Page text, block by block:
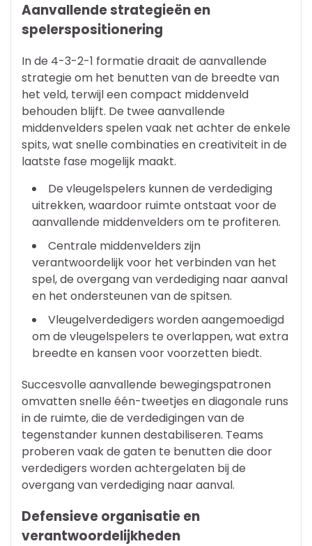
Aanvallende strategieën en
spelerspositionering
In de 4-3-2-1 formatie draait de aanvallende
strategie om het benutten van de breedte van
het veld, terwijl een compact middenveld
behouden blijft. De twee aanvallende
middenvelders spelen vaak net achter de enkele
spits, wat snelle combinaties en creativiteit in de
laatste fase mogelijk maakt.
De vleugelspelers kunnen de verdediging
uitrekken, waardoor ruimte ontstaat voor de
aanvallende middenvelders om te profiteren.
Centrale middenvelders zijn
verantwoordelijk voor het verbinden van het
spel, de overgang van verdediging naar aanval
en het ondersteunen van de spitsen.
Vleugelverdedigers worden aangemoedigd
om de vleugelspelers te overlappen, wat extra
breedte en kansen voor voorzetten biedt.
Succesvolle aanvallende bewegingspatronen
omvatten snelle één-tweetjes en diagonale runs
in de ruimte, die de verdedigingen van de
tegenstander kunnen destabiliseren. Teams
proberen vaak de gaten te benutten die door
verdedigers worden achtergelaten bij de
overgang van verdediging naar aanval.
Defensieve organisatie en
verantwoordelijkheden